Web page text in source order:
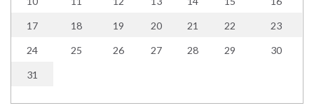
17 18 19 20 21 22 23
24 25 26 27 28 29 30
31